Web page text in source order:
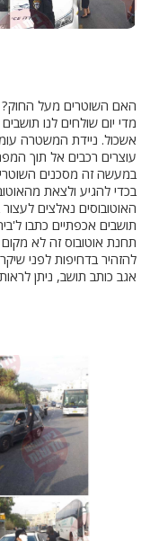
האם השוטרים מעל
מדי יום שולחים לנו
אשכול. ניידת המשטרה
עוצרים רכבים אל תוך
במעשה זה מסכנים
בכדי להגיע ולצאת
האוטובוסים נאלצים
תושבים אכפתיים כתבו
תחנת אוטובוס זה לא
להזהיר בדחיפות לפני
אגב כותב תושב, ניתן